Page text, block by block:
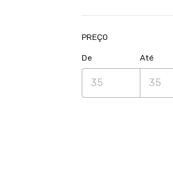
PREÇO
De Até